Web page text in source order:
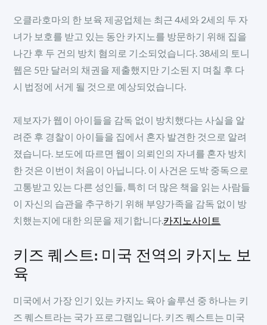
오클라호마의 한 보육 제공업체는 최근 4세와 2세의 두 자
녀가 보호를 받고 있는 동안 카지노를 방문하기 위해 집을
나간 후 두 건의 방치 혐의로 기소되었습니다. 38세의 토니
웹은 5만 달러의 채권을 제출했지만 기소된 지 며칠 후 다
시 법정에 서게 될 것으로 예상되었습니다.
제보자가 웹이 아이들을 감독 없이 방치했다는 사실을 알
려준 후 경찰이 아이들을 집에서 혼자 발견한 것으로 알려
졌습니다. 보도에 따르면 웹이 의뢰인의 자녀를 혼자 방치
한 것은 이번이 처음이 아닙니다. 이 사건은 도박 중독으로
고통받고 있는 다른 성인들, 특히 더 많은 책을 읽는 사람들
이 자신의 습관을 추구하기 위해 부양가족을 감독 없이 방
치했는지에 대한 의문을 제기합니다.카지노사이트
키즈 퀘스트: 미국 전역의 카지노 보
육
미국에서 가장 인기 있는 카지노 육아 솔루션 중 하나는 키
즈 퀘스트라는 국가 프로그램입니다. 키즈 퀘스트는 미국